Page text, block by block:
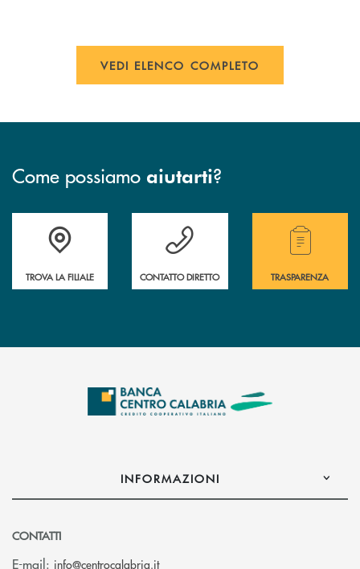
VEDI ELENCO COMPLETO
Come possiamo aiutarti?
Accedi all' elenco completo delle filiali .
TROVA LA FILIALE
Hai bisogno di assistenza immediata ?
CONTATTO DIRETTO
Hai bisogno di
TRASPARENZA
INFORMAZIONI
CONTATTI
E-mail: info@centrocalabria.it(si apre l’app di posta elettronica)